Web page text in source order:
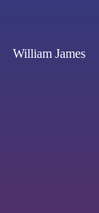
William James